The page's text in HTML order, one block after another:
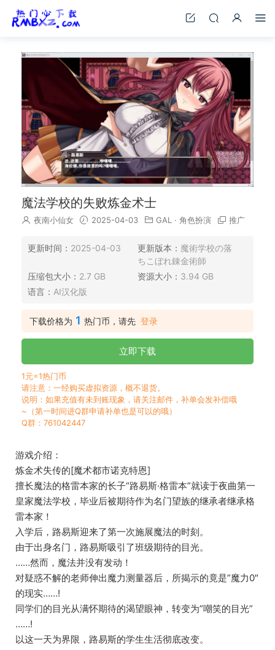
魔法学校的失败炼金术士
夜南小仙女 2025-04-03 GAL · 角色扮演 推广
更新时间： 2025-04-03 更新版本： 魔術学校の落
ちこぼれ錬金術師
压缩包大小： 2.7 GB 资源大小： 3.94 GB
语言： AI汉化版
下载价格为 1 热门币，请先 登录
立即下载
1元=1热门币
请注意：一经购买虚拟资源，概不退货。
说明：如果充值有未到账现象，请关注邮件，补单会发补偿哦
~（第一时间进Q群申请补单也是可以的哦）
Q群：761042447
游戏介绍：
炼金术失传的[魔术都市诺克特恩]
擅长魔法的格雷本家的长子“路易斯·格雷本”就读于夜曲第一
皇家魔法学校，毕业后被期待作为名门望族的继承者继承格
雷本家！
入学后，路易斯迎来了第一次施展魔法的时刻。
由于出身名门，路易斯吸引了班级期待的目光。
……然而，魔法并没有发动！
对疑惑不解的老师伸出魔力测量器后，所揭示的竟是”魔力0″
的现实……!
同学们的目光从满怀期待的渴望眼神，转变为”嘲笑的目光”
……!
以这一天为界限，路易斯的学生生活彻底改变。